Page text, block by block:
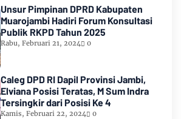
Unsur Pimpinan DPRD Kabupaten
Muarojambi Hadiri Forum Konsultasi
Publik RKPD Tahun 2025
Rabu, Februari 21, 2024 0
Caleg DPD RI Dapil Provinsi Jambi,
Elviana Posisi Teratas, M Sum Indra
Tersingkir dari Posisi Ke 4
Kamis, Februari 22, 2024 0